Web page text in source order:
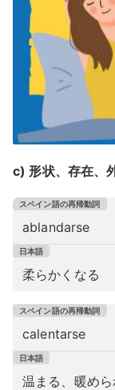
c) 形状、存在、
ablandarse
柔らかくなる
calentarse
温まる、暖めら